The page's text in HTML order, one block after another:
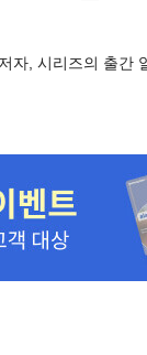
자, 시리즈의 출간